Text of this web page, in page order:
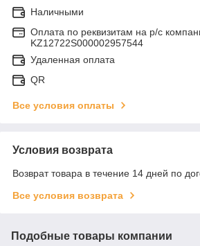
Наличными
Оплата по реквизитам на р/с
KZ12722S000002957544
Удаленная оплата
QR
Все условия оплаты
Условия возврата
Возврат товара в течение 14 дней по
Все условия возврата
Подобные товары компании